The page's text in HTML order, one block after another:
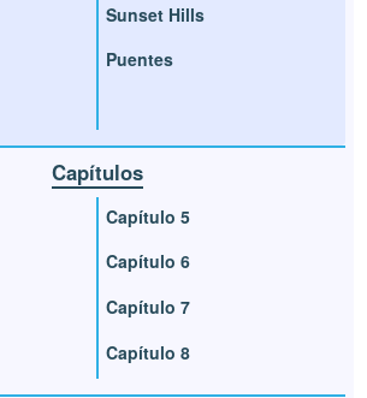
Sunset Hills
Puentes
Capítulos
Capítulo 5
Capítulo 6
Capítulo 7
Capítulo 8